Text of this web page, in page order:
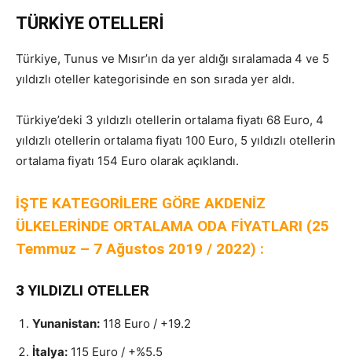
TÜRKİYE OTELLERİ
Türkiye, Tunus ve Mısır’ın da yer aldığı sıralamada 4 ve 5
yıldızlı oteller kategorisinde en son sırada yer aldı.
Türkiye’deki 3 yıldızlı otellerin ortalama fiyatı 68 Euro, 4
yıldızlı otellerin ortalama fiyatı 100 Euro, 5 yıldızlı otellerin
ortalama fiyatı 154 Euro olarak açıklandı.
İŞTE KATEGORİLERE GÖRE AKDENİZ
ÜLKELERİNDE ORTALAMA ODA FİYATLARI (25
Temmuz – 7 Ağustos 2019 / 2022) :
3 YILDIZLI OTELLER
Yunanistan: 118 Euro / +19.2
İtalya: 115 Euro / +%5.5